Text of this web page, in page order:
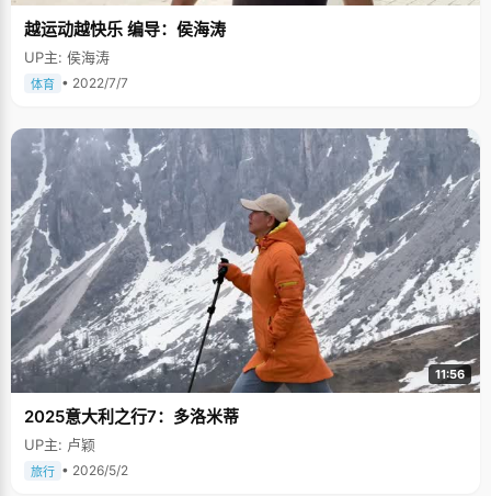
越运动越快乐 编导：侯海涛
UP主: 侯海涛
体育 • 2022/7/7
11:56
2025意大利之行7：多洛米蒂
UP主: 卢颖
旅行 • 2026/5/2